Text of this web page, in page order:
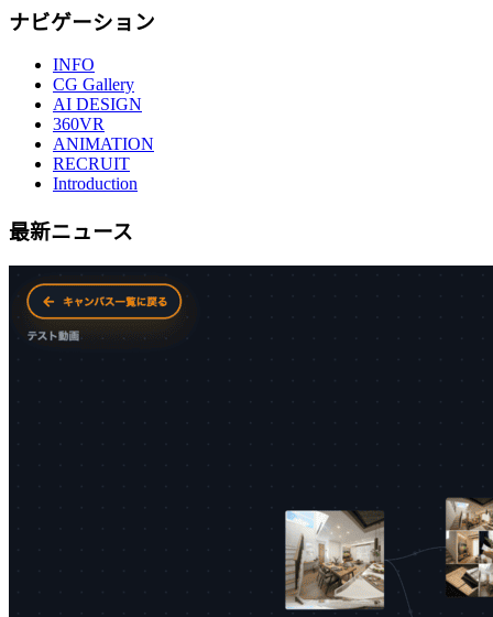
ナビゲーション
INFO
CG Gallery
AI DESIGN
360VR
ANIMATION
RECRUIT
Introduction
最新ニュース